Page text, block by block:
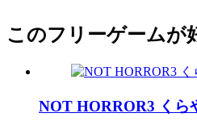
このフリーゲームが
NOT HORROR3 くら